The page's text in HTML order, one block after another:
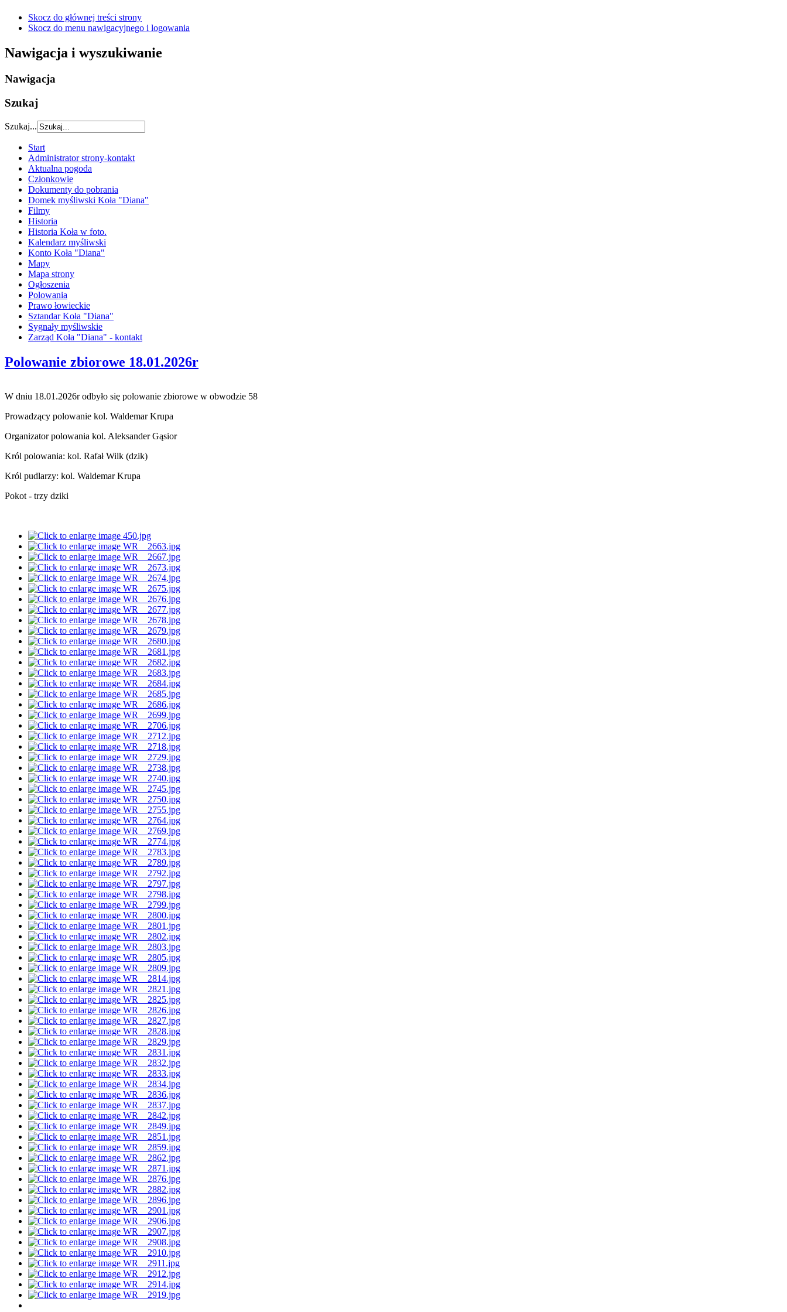
Skocz do głównej treści strony
Skocz do menu nawigacyjnego i logowania
Nawigacja i wyszukiwanie
Nawigacja
Szukaj
Szukaj...
Start
Administrator strony-kontakt
Aktualna pogoda
Członkowie
Dokumenty do pobrania
Domek myśliwski Koła "Diana"
Filmy
Historia
Historia Koła w foto.
Kalendarz myśliwski
Konto Koła "Diana"
Mapy
Mapa strony
Ogłoszenia
Polowania
Prawo łowieckie
Sztandar Koła "Diana"
Sygnały myśliwskie
Zarząd Koła "Diana" - kontakt
Polowanie zbiorowe 18.01.2026r
W dniu 18.01.2026r odbyło się polowanie zbiorowe w obwodzie 58
Prowadzący polowanie kol. Waldemar Krupa
Organizator polowania kol. Aleksander Gąsior
Król polowania: kol. Rafał Wilk (dzik)
Król pudlarzy: kol. Waldemar Krupa
Pokot - trzy dziki